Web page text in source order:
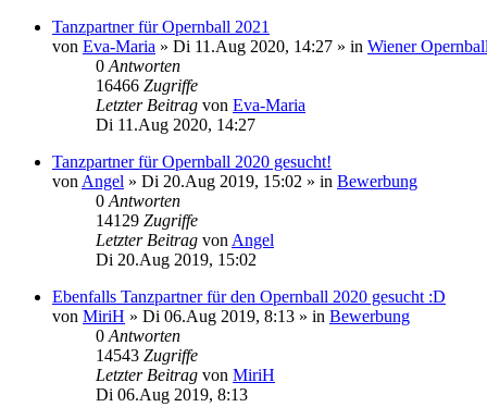
Tanzpartner für Opernball 2021
von Eva-Maria » Di 11.Aug 2020, 14:27 » in Wiener
0 Antworten
16466 Zugriffe
Letzter Beitrag von Eva-Maria
Di 11.Aug 2020, 14:27
Tanzpartner für Opernball 2020 gesucht!
von Angel » Di 20.Aug 2019, 15:02 » in Bewerbung
0 Antworten
14129 Zugriffe
Letzter Beitrag von Angel
Di 20.Aug 2019, 15:02
Ebenfalls Tanzpartner für den Opernball 2020 gesucht :D
von MiriH » Di 06.Aug 2019, 8:13 » in Bewerbung
0 Antworten
14543 Zugriffe
Letzter Beitrag von MiriH
Di 06.Aug 2019, 8:13